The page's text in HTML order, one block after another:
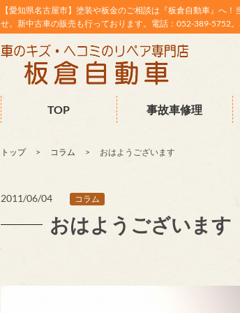
【愛知県名古屋市】塗装や板金のご相談は『板倉自動車』へ
せ。新中古車の販売も行っております。電話：052-389-5752
TOP 事故車修理
トップ コラム おはようございます
2011/06/04 コラム
おはようございます